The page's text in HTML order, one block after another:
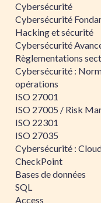
Cybersécurité
Cybersécurité
Hacking et sécurité
Cybersécurité
Règlementations
Cybersécurité :
opérations
ISO 27001
ISO 27005 / Risk
ISO 22301
ISO 27035
Cybersécurité :
CheckPoint
Bases de données
SQL
Access